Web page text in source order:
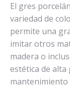
El gres
variedad de
permite una
imitar otros
madera o
estética de alta
mantenimiento